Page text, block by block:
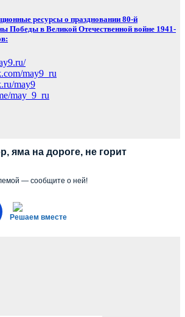
ресурсы о праздновании 80-й
Победы в Великой Отечественной войне 1941-
may9_ru
may9
may_9_ru
яма на дороге, не горит
— сообщите о ней!
Решаем вместе